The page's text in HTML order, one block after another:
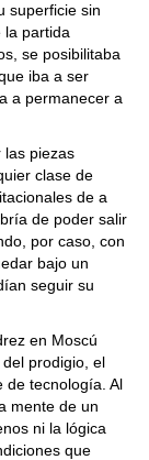
superficie sin
la partida
se posibilitaba
iba a ser
a permanecer a
las piezas
clase de
de a
de poder salir
por caso, con
bajo un
seguir su
en Moscú
prodigio, el
de tecnología. Al
mente de un
ni la lógica
que